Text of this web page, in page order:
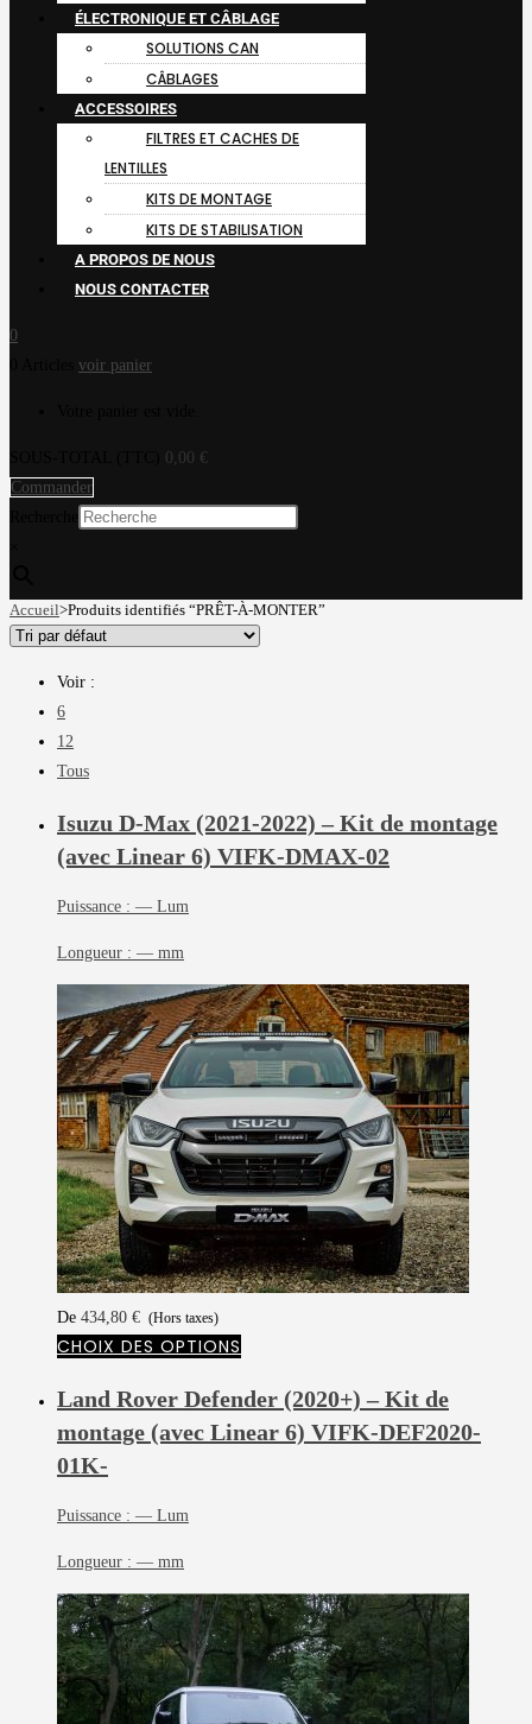
ÉLECTRONIQUE ET CÂBLAGE
SOLUTIONS CAN
CÂBLAGES
ACCESSOIRES
FILTRES ET CACHES DE
LENTILLES
KITS DE MONTAGE
KITS DE STABILISATION
A PROPOS DE NOUS
NOUS CONTACTER
0
voir panier
0,00 €
Commander
Accueil>Produits identifiés “PRÊT-À-MONTER”
Voir :
6
12
Tous
Isuzu D-Max (2021-2022) – Kit de montage
(avec Linear 6) VIFK-DMAX-02
Puissance : — Lum
Longueur : — mm
De 434,80 € (Hors taxes)
CHOIX DES OPTIONS
Land Rover Defender (2020+) – Kit de
montage (avec Linear 6) VIFK-DEF2020-
01K-
Puissance : — Lum
Longueur : — mm